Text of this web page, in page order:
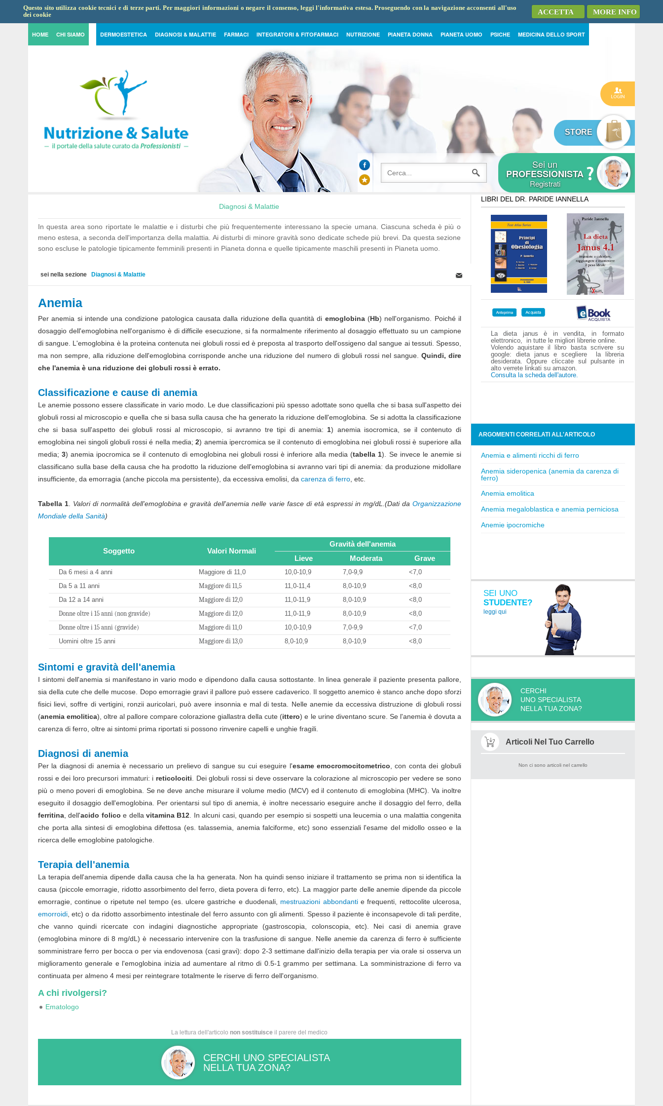
Questo sito utilizza cookie tecnici e di terze parti. Per maggiori informazioni o negare il consenso, leggi l'informativa estesa. Proseguendo con la navigazione acconsenti all'uso
dei cookie
MORE INFO
ACCETTA
HOME CHI SIAMO DERMOESTETICA DIAGNOSI & MALATTIE FARMACI INTEGRATORI & FITOFARMACI NUTRIZIONE PIANETA DONNA PIANETA UOMO PSICHE MEDICINA DELLO SPORT
STORE
Sei un
PROFESSIONISTA
Registrati
Diagnosi & Malattie
In questa area sono riportate le malattie e i disturbi che più frequentemente interessano la specie umana. Ciascuna scheda è più o
meno estesa, a seconda dell'importanza della malattia. Ai disturbi di minore gravità sono dedicate schede più brevi. Da questa sezione
sono escluse le patologie tipicamente femminili presenti in Pianeta donna e quelle tipicamente maschili presenti in Pianeta uomo.
sei nella sezione Diagnosi & Malattie
Anemia
Per anemia si intende una condizione patologica causata dalla riduzione della quantità di emoglobina(Hb) nell'organismo. Poiché il
dosaggio dell'emoglobina nell'organismo è di difficile esecuzione, si fa normalmente riferimento al dosaggio effettuato su un campione
di sangue. L'emoglobina è la proteina contenuta nei globuli rossi ed è preposta al trasporto dell'ossigeno dal sangue ai tessuti. Spesso,
ma non sempre, alla riduzione dell'emoglobina corrisponde anche una riduzione del numero di globuli rossi nel sangue. Quindi, dire
che l'anemia è una riduzione dei globuli rossi è errato.
Classificazione e cause di anemia
Le anemie possono essere classificate in vario modo. Le due classificazioni più spesso adottate sono quella che si basa sull'aspetto dei
globuli rossi al microscopio e quella che si basa sulla causa che ha generato la riduzione dell'emoglobina. Se si adotta la classificazione
che si basa sull'aspetto dei globuli rossi al microscopio, si avranno tre tipi di anemia: 1) anemia isocromica, se il contenuto di
emoglobina nei singoli globuli rossi é nella media;2) anemia ipercromica se il contenuto di emoglobina nei globuli rossi è superiore alla
media;3) anemia ipocromica se il contenuto di emoglobina nei globuli rossi è inferiore alla media (tabella 1). Se invece le anemie si
classificano sulla base della causa che ha prodotto la riduzione dell'emoglobina si avranno vari tipi di anemia: da produzione midollare
insufficiente, da emorragia (anche piccola ma persistente), da eccessiva emolisi, da carenza di ferro , etc.
Tabella 1 Valori di normalità dell'emoglobina e gravità dell'anemia nelle varie fasce di età espressi in mg/dL.(Dati da Organizzazione
Mondiale della Sanità)
Soggetto Valori Normali
Gravità dell'anemia
Lieve
Moderata Grave
Da 6 mesi a 4 anni Maggiore di 11,0 10,0-10,9 7,0-9,9
<7,0
Da 5 a 11 anni
Maggiore di 11,5 11,0-11,4 8,0-10,9
<8,0
Da 12 a 14 anni
Maggiore di 12,0 11,0-11,9 8,0-10,9
<8,0
Donne oltre i 15 anni (non gravide)
Maggiore di 12,0 11,0-11,9 8,0-10,9
<8,0
Donne oltre i 15 anni (gravide)
Maggiore di 11,0 10,0-10,9 7,0-9,9
<7,0
Uomini oltre 15 anni
Maggiore di 13,0 8,0-10,9 8,0-10,9 <8,0
Sintomi e gravità dell'anemia
I sintomi dell'anemia si manifestano in vario modo e dipendono dalla causa sottostante. In linea generale il paziente presenta pallore,
sia della cute che delle mucose. Dopo emorragie gravi il pallore può essere cadaverico. Il soggetto anemico è stanco anche dopo sforzi
fisici lievi, soffre di vertigini, ronzii auricolari, può avere insonnia e mal di testa. Nelle anemie da eccessiva distruzione di globuli rossi
(anemia emolitica), oltre al pallore compare colorazione giallastra della cute (ittero) e le urine diventano scure. Se l'anemia è dovuta a
carenza di ferro, oltre ai sintomi prima riportati si possono rinvenire capelli e unghie fragili.
Diagnosi di anemia
Per la diagnosi di anemia è necessario un prelievo di sangue su cui eseguire l'esame emocromocitometrico , con conta dei globuli
rossi e dei loro precursori immaturi: i reticolociti . Dei globuli rossi si deve osservare la colorazione al microscopio per vedere se sono
più o meno poveri di emoglobina. Se ne deve anche misurare il volume medio (MCV) ed il contenuto di emoglobina (MHC). Va inoltre
eseguito il dosaggio dell'emoglobina. Per orientarsi sul tipo di anemia, è inoltre necessario eseguire anche il dosaggio del ferro, della
ferritina , dell'acido folico e della vitamina B12 . In alcuni casi, quando per esempio si sospetti una leucemia o una malattia congenita
che porta alla sintesi di emoglobina difettosa (es. talassemia, anemia falciforme, etc) sono essenziali l'esame del midollo osseo e la
ricerca delle emoglobine patologiche.
Terapia dell'anemia
La terapia dell'anemia dipende dalla causa che la ha generata. Non ha quindi senso iniziare il trattamento se prima non si identifica la
causa (piccole emorragie, ridotto assorbimento del ferro, dieta povera di ferro, etc). La maggior parte delle anemie dipende da piccole
emorragie, continue o ripetute nel tempo (es. ulcere gastriche e duodenali, mestruazioni abbondanti e frequenti, rettocolite ulcerosa,
emorroidi , etc) o da ridotto assorbimento intestinale del ferro assunto con gli alimenti. Spesso il paziente è inconsapevole di tali perdite,
che vanno quindi ricercate con indagini diagnostiche appropriate (gastroscopia, colonscopia, etc). Nei casi di anemia grave
(emoglobina minore di 8 mg/dL) è necessario intervenire con la trasfusione di sangue. Nelle anemie da carenza di ferro è sufficiente
somministrare ferro per bocca o per via endovenosa (casi gravi): dopo 2-3 settimane dall'inizio della terapia per via orale si osserva un
miglioramento generale e l'emoglobina inizia ad aumentare al ritmo di 0.5-1 grammo per settimana. La somministrazione di ferro va
continuata per almeno 4 mesi per reintegrare totalmente le riserve di ferro dell'organismo.
A chi rivolgersi?
Ematologo
La lettura dell'articolo non sostituisce il parere del medico
CERCHI UNO SPECIALISTA
NELLA TUA ZONA?
LIBRI DEL DR. PARIDE IANNELLA
La dieta janus è in vendita, in formato
elettronico, in tutte le migliori librerie online.
Volendo aquistare il libro basta scrivere su
google: dieta janus e scegliere la libreria
desiderata. Oppure cliccate sul pulsante in
alto verrete linkati su amazon.
Consulta la scheda dell'autore.
ARGOMENTI CORRELATI ALL'ARTICOLO
Anemia e alimenti ricchi di ferro
Anemia sideropenica (anemia da carenza di
ferro)
Anemia emolitica
Anemia megaloblastica e anemia perniciosa
Anemie ipocromiche
SEI UNO
STUDENTE?
leggi qui
CERCHI
UNO SPECIALISTA
NELLA TUA ZONA?
Articoli Nel Tuo Carrello
Non ci sono articoli nel carrello